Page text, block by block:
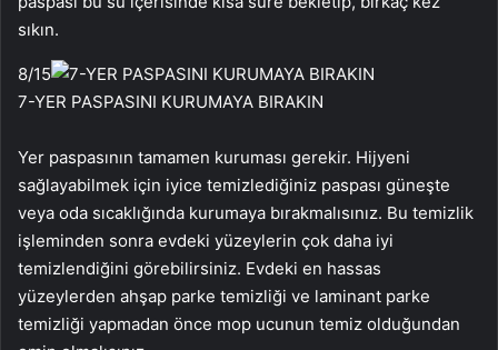
sıkın.
8/15
7-YER PASPASINI KURUMAYA BIRAKIN
Yer paspasının tamamen kuruması gerekir. Hijyeni
sağlayabilmek için iyice temizlediğiniz paspası güneşte
veya oda sıcaklığında kurumaya bırakmalısınız. Bu temizlik
işleminden sonra evdeki yüzeylerin çok daha iyi
temizlendiğini görebilirsiniz. Evdeki en hassas
yüzeylerden ahşap parke temizliği ve laminant parke
temizliği yapmadan önce mop ucunun temiz olduğundan